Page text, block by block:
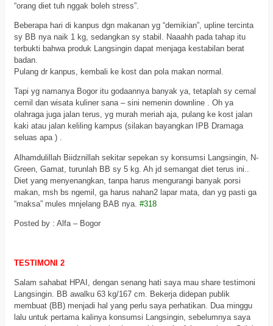
“orang diet tuh nggak boleh stress”.
Beberapa hari di kanpus dgn makanan yg “demikian”, upline tercinta
sy BB nya naik 1 kg, sedangkan sy stabil. Naaahh pada tahap itu
terbukti bahwa produk Langsingin dapat menjaga kestabilan berat
badan.
Pulang dr kanpus, kembali ke kost dan pola makan normal.
Tapi yg namanya Bogor itu godaannya banyak ya, tetaplah sy cemal
cemil dan wisata kuliner sana – sini nemenin downline . Oh ya
olahraga juga jalan terus, yg murah meriah aja, pulang ke kost jalan
kaki atau jalan keliling kampus (silakan bayangkan IPB Dramaga
seluas apa ) .
Alhamdulillah Biidznillah sekitar sepekan sy konsumsi Langsingin, N-
Green, Gamat, turunlah BB sy 5 kg. Ah jd semangat diet terus ini..
Diet yang menyenangkan, tanpa harus mengurangi banyak porsi
makan, msh bs ngemil, ga harus nahan2 lapar mata, dan yg pasti ga
“maksa” mules mnjelang BAB nya. #318
Posted by : Alfa – Bogor
TESTIMONI 2
Salam sahabat HPAI, dengan senang hati saya mau share testimoni
Langsingin. BB awalku 63 kg/167 cm. Bekerja didepan publik
membuat (BB) menjadi hal yang perlu saya perhatikan. Dua minggu
lalu untuk pertama kalinya konsumsi Langsingin, sebelumnya saya